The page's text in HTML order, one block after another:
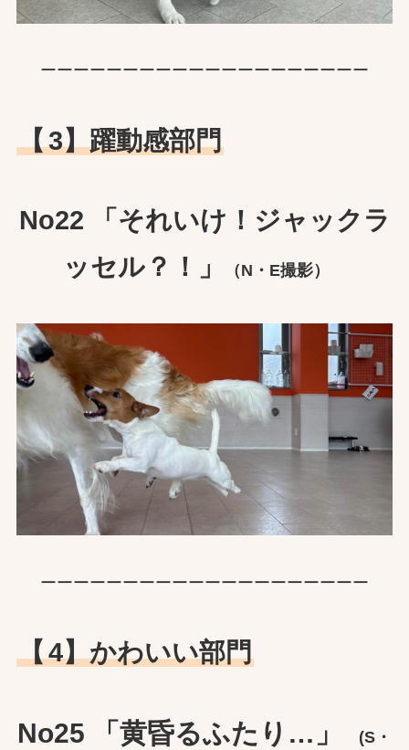
ーーーーーーーーーーーーーーーーーーーー
【3】躍動感部門
No22 「それいけ！ジャックラ
ッセル？！」
（N・E撮影）
ーーーーーーーーーーーーーーーーーーーー
【4】かわいい部門
No25 「黄昏るふたり…」
(S・